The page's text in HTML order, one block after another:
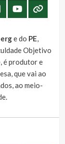
e do PE,
Objetivo
é produtor e
que vai ao
ao meio-